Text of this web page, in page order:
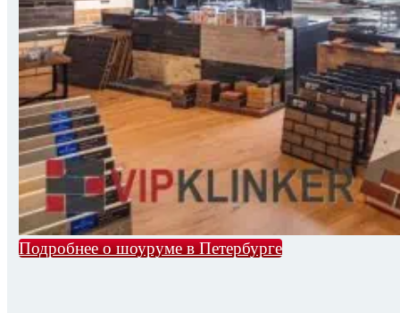
Подробнее о шоуруме в Петербурге